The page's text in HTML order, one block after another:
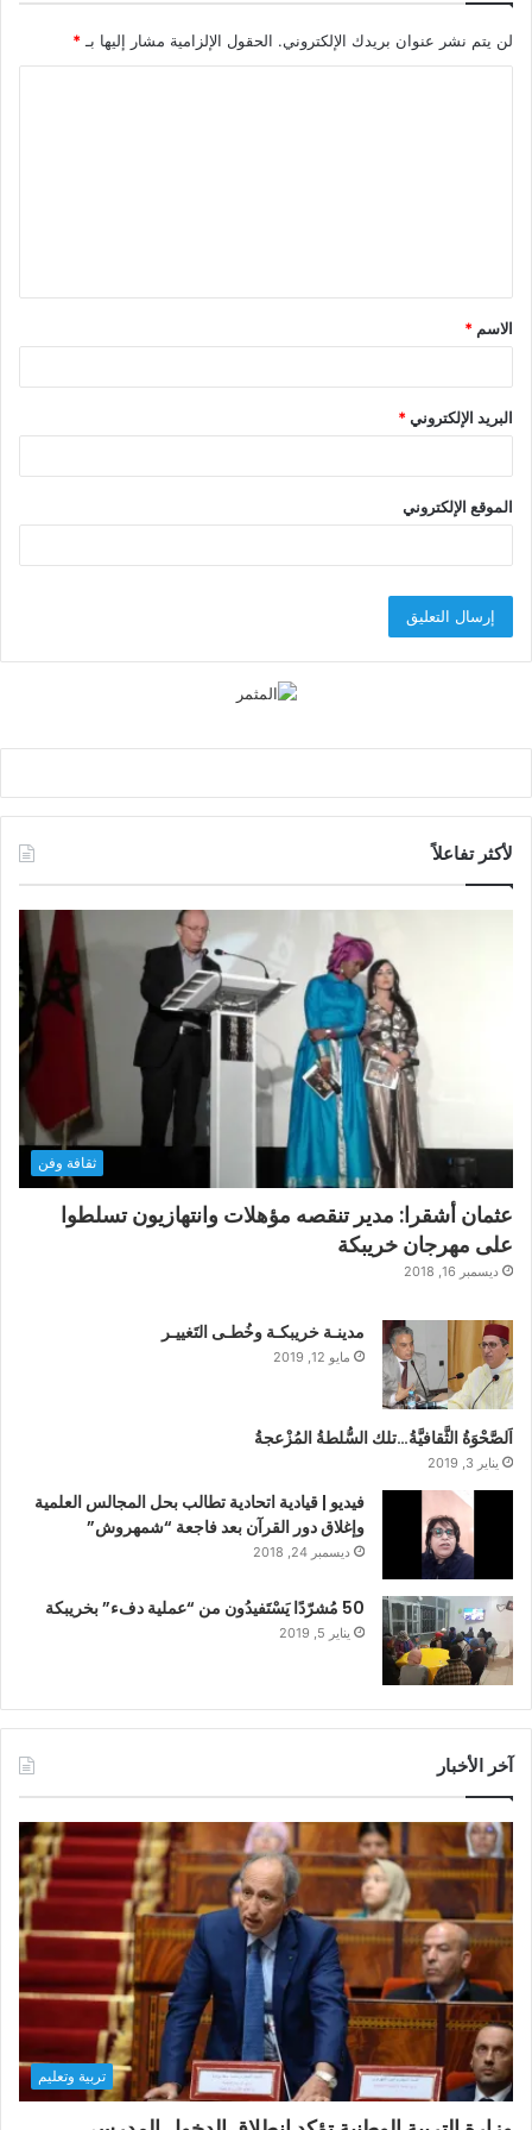
لن يتم نشر عنوان بريدك الإلكتروني. الحقول الإلزامية مشار إليها بـ *
ق
*
الاسم *
البريد الإلكتروني*
الموقع الإلكتروني
لأكثر تفاعلاً
ثقافة وفن
عثمان أشقرا: مدير تنقصه مؤهلات وانتهازيون تسلطوا
على مهرجان خريبكة
ديسمبر 16, 2018
مدينـة خريبكـة وخُطـى التَغييـر
مايو 12, 2019
اَلصَّحْوَةُ الثَّقافيَّةُ…تلك السُّلطةُ المُزْعجةُ
يناير 3, 2019
فيديو | قيادية اتحادية تطالب بحل المجالس العلمية
وإغلاق دور القرآن بعد فاجعة “شمهروش”
ديسمبر 24, 2018
50 مُشرّدًا يَسْتَفيدُون من “عملية دفء” بخريبكة
يناير 5, 2019
آخر الأخبار
تربية وتعليم